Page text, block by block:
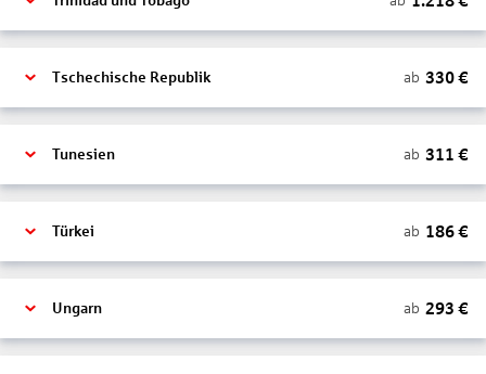
Tschechische Republik ab 330€
Tunesien ab 311 €
Türkei ab 186€
Ungarn ab 293 €